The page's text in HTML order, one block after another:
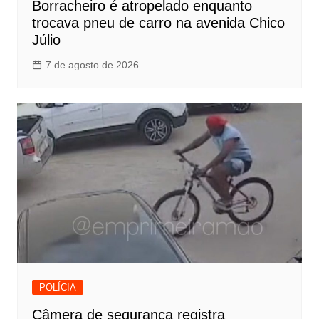
Borracheiro é atropelado enquanto
trocava pneu de carro na avenida Chico
Júlio
7 de agosto de 2026
POLÍCIA
Câmera de segurança registra